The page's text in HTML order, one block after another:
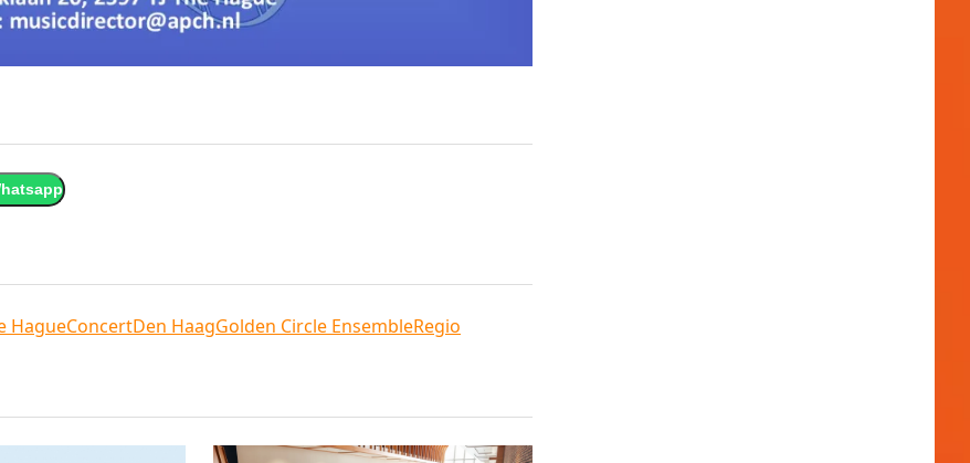
HagueConcertDen HaagGolden Circle EnsembleRegio